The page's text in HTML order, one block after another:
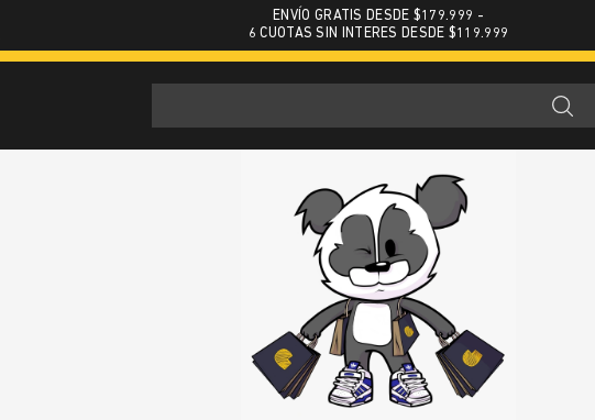
ENVÍO GRATIS DESDE $179.999 -
6 CUOTAS SIN INTERES DESDE $119.999